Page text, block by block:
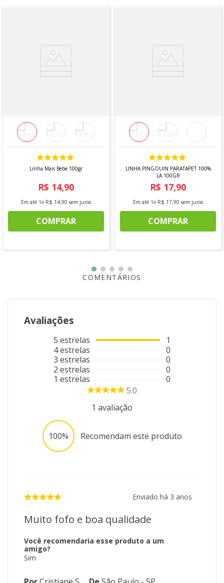
Linha Mais Bebe 100gr
R$ 14,90
Em até 1x R$ 14,90 sem juros
COMPRAR
LINHA PINGOUIN PARATAPET 100%
LA 100GR
R$ 17,90
Em até 1x R$ 17,90 sem juros
COMPRAR
COMENTÁRIOS
Avaliações
5 estrelas
4estrelas
3 estrelas
2 estrelas
1 estrelas
1
0
0
0
0
5.0
1 avaliação
100% Recomendam este produto
Enviado há 3 anos
Muito fofo e boa qualidade
Você recomendaria esse produto a um
amigo?
Sim